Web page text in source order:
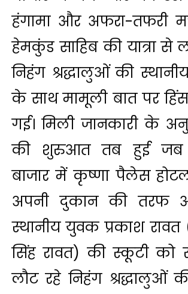
हंगामा और अफरा-तफरी
हेमकुंड साहिब की यात्रा से
निहंग श्रद्धालुओं की स्थानीय
के साथ मामूली बात पर
गई। मिली जानकारी के
की शुरुआत तब हुई जब
बाजार में कृष्णा पैलेस
अपनी दुकान की तरफ
स्थानीय युवक प्रकाश रावत
सिंह रावत) की स्कूटी को
लौट रहे निहंग श्रद्धालुओं